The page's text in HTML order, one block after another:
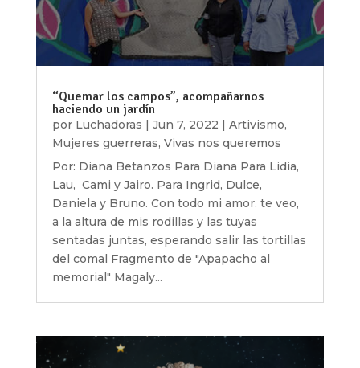
“Quemar los campos”, acompañarnos
haciendo un jardín
por Luchadoras | Jun 7, 2022 | Artivismo,
Mujeres guerreras, Vivas nos queremos
Por: Diana Betanzos Para Diana Para Lidia,
Lau, Cami y Jairo. Para Ingrid, Dulce,
Daniela y Bruno. Con todo mi amor. te veo,
a la altura de mis rodillas y las tuyas
sentadas juntas, esperando salir las tortillas
del comal Fragmento de "Apapacho al
memorial" Magaly...